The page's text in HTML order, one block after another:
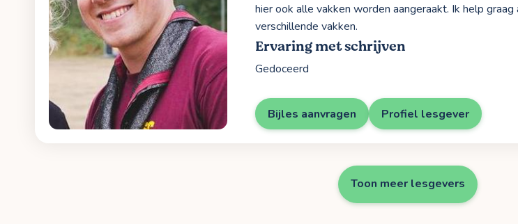
hier ook alle vakken worden aangeraakt. Ik help
verschillende vakken.
Ervaring met schrijven
Gedoceerd
Bijles aanvragen Profiel lesgever
Toon meer lesgevers